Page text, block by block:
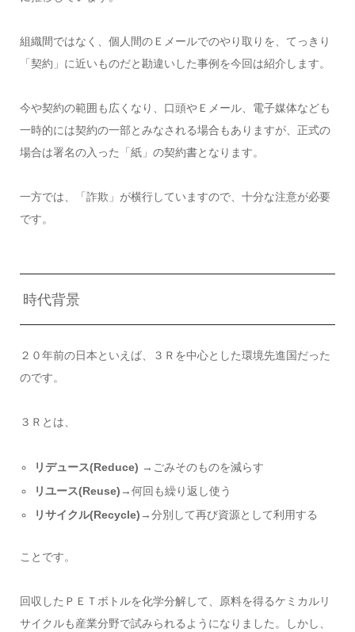
組織間ではなく、個人間のＥメールでのやり取りを、てっきり
「契約」に近いものだと勘違いした事例を今回は紹介します。
今や契約の範囲も広くなり、口頭やＥメール、電子媒体なども
一時的には契約の一部とみなされる場合もありますが、正式の
場合は署名の入った「紙」の契約書となります。
一方では、「詐欺」が横行していますので、十分な注意が必要
です。
時代背景
２０年前の日本といえば、３Ｒを中心とした環境先進国だった
のです。
３Ｒとは、
リデュース(Reduce) →ごみそのものを減らす
リユース(Reuse) →何回も繰り返し使う
リサイクル(Recycle) →分別して再び資源として利用する
ことです。
回収したＰＥＴボトルを化学分解して、原料を得るケミカルリ
サイクルも産業分野で試みられるようになりました。しかし、